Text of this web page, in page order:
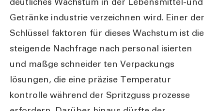
Getränke industrie verzeichnen wird. Einer der
Schlüssel faktoren für dieses Wachstum ist die
steigende Nachfrage nach personal isierten
und maßge schneider ten Verpackungs
lösungen, die eine präzise Temperatur
kontrolle während der Spritzguss prozesse